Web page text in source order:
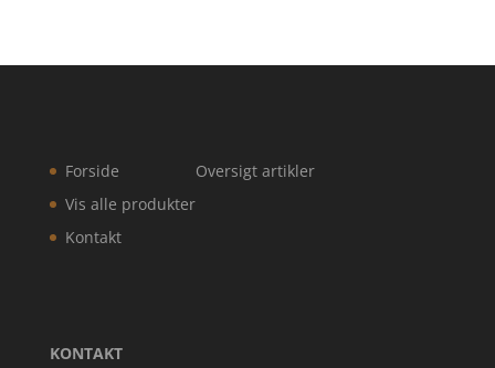
Forside
Vis alle produkter
Kontakt
Oversigt artikler
KONTAKT